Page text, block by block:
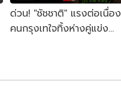
ด่วน! "ชัชชาติ" แรงต่อเนื่อง
คนกรุงเทใจทิ้งห่างคู่แข่ง